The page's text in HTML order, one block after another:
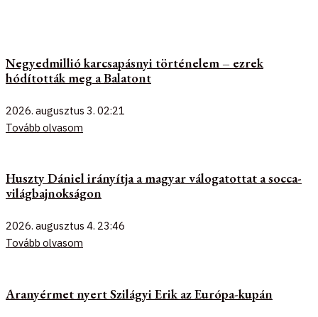
Negyedmillió karcsapásnyi történelem – ezrek
hódították meg a Balatont
2026. augusztus 3. 02:21
Tovább olvasom
Huszty Dániel irányítja a magyar válogatottat a socca-
világbajnokságon
2026. augusztus 4. 23:46
Tovább olvasom
Aranyérmet nyert Szilágyi Erik az Európa-kupán